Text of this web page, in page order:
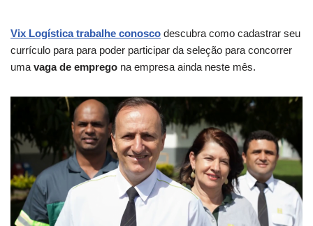
Vix Logística trabalhe conosco descubra como cadastrar seu
currículo para para poder participar da seleção para concorrer
uma vaga de emprego na empresa ainda neste mês.